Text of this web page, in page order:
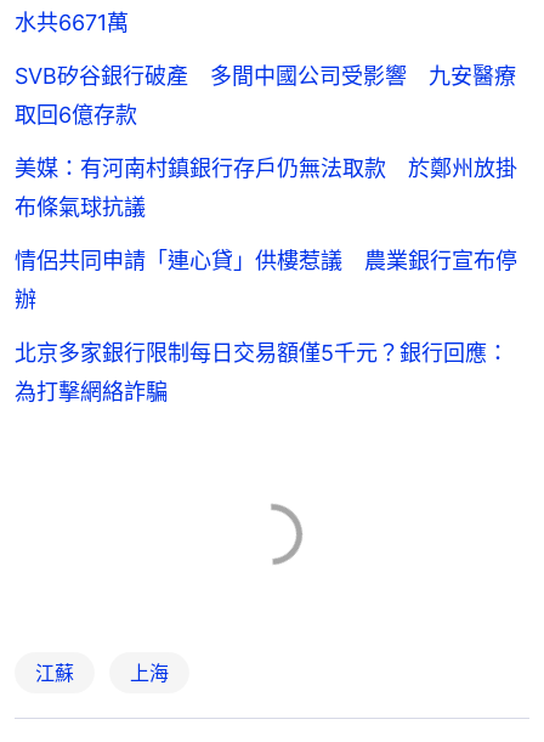
水共6671萬
SVB矽谷銀行破產 多間中國公司受影響 九安醫療
取回6億存款
美媒：有河南村鎮銀行存戶仍無法取款 於鄭州放掛
布條氣球抗議
情侶共同申請「連心貸」供樓惹議 農業銀行宣布停
辦
北京多家銀行限制每日交易額僅5千元？銀行回應：
為打擊網絡詐騙
江蘇 上海